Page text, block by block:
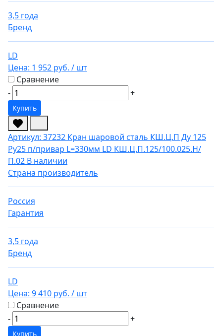
3,5 года
Бренд
LD
Цена: 1 952 руб. / шт
Сравнение
-
+
Купить
Артикул: 37232 Кран шаровой сталь КШ.Ц.П Ду 125
Ру25 п/привар L=330мм LD КШ.Ц.П.125/100.025.Н/
П.02 В наличии
Страна производитель
Россия
Гарантия
3,5 года
Бренд
LD
Цена: 9 410 руб. / шт
Сравнение
-
+
Купить